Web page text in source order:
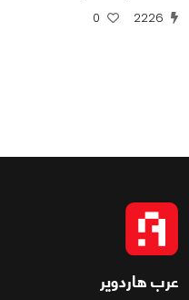
2226
0
عرب هاردوير